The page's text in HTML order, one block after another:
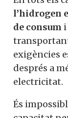
transports,
marítima.
En tots els
l’hidrogen
centres de
distància,
que tenen
diguem si